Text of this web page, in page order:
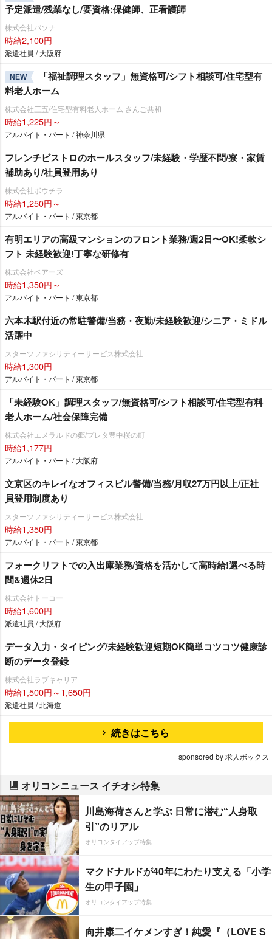
予定派遣/残業なし/要資格:保健師、正看護師
株式会社パソナ
時給2,100円
派遣社員 / 大阪府
NEW
「福祉調理スタッフ」無資格可/シフト相談可/住宅型有
料老人ホーム
株式会社三五/住宅型有料老人ホーム さんご共和
時給1,225円～
アルバイト・パート / 神奈川県
フレンチビストロのホールスタッフ/未経験・学歴不問/寮・家賃
補助あり/社員登用あり
株式会社ボウチラ
時給1,250円～
アルバイト・パート / 東京都
有明エリアの⾼級マンションのフロント業務/週2⽇〜OK!柔軟シ
フト 未経験歓迎!丁寧な研修有
株式会社ベアーズ
時給1,350円～
アルバイト・パート / 東京都
六本木駅付近の常駐警備/当務・夜勤/未経験歓迎/シニア・ミドル
活躍中
スターツファシリティーサービス株式会社
時給1,300円
アルバイト・パート / 東京都
「未経験OK」調理スタッフ/無資格可/シフト相談可/住宅型有料
老人ホーム/社会保障完備
株式会社エメラルドの郷/プレタ豊中桜の町
時給1,177円
アルバイト・パート / 大阪府
文京区のキレイなオフィスビル警備/当務/月収27万円以上/正社
員登用制度あり
スターツファシリティーサービス株式会社
時給1,350円
アルバイト・パート / 東京都
フォークリフトでの入出庫業務/資格を活かして高時給!選べる時
間&週休2日
株式会社トーコー
時給1,600円
派遣社員 / 大阪府
データ入力・タイピング/未経験歓迎短期OK簡単コツコツ健康診
断のデータ登録
株式会社ラブキャリア
時給1,500円～1,650円
派遣社員 / 北海道
続きはこちら
sponsored by 求人ボックス
オリコンニュース イチオシ特集
川島海荷さんと学ぶ 日常に潜む“人身取
引”のリアル
オリコンタイアップ特集
マクドナルドが40年にわたり支える「小学
生の甲子園」
オリコンタイアップ特集
向井康二イケメンすぎ！純愛『（LOVE S